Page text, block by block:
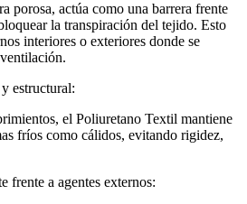
porosa, actúa como una barrera frente
la transpiración del tejido. Esto
interiores o exteriores donde se
estructural:
el Poliuretano Textil mantiene
fríos como cálidos, evitando rigidez,
frente a agentes externos: